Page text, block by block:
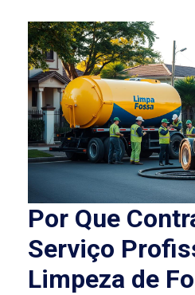
Por Que
Serviço
Limpeza de